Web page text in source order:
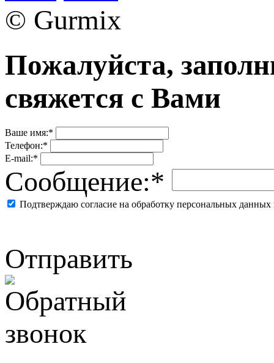
© Gurmix
Пожалуйста,
свяжется с Вами
Ваше имя:*
Телефон:*
E-mail:*
Сообщение:*
Подтверждаю согласие на обработку персональных
Отправить